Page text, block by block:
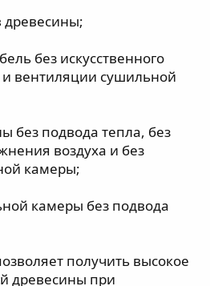
древесины;
без искусственного
вентиляции сушильной
без подвода тепла, без
воздуха и без
камеры;
камеры без подвода
получить высокое
древесины при